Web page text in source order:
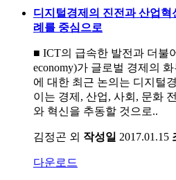
디지털경제의 진전과 산업
례를 중심으로
■ ICT의 급속한 발전과 더불
economy)가 글로벌 경제의
에 대한 최근 논의는 디지털
이는 경제, 산업, 사회, 문화
와 혁신을 추동할 것으로..
김정곤 외 작성일 2017.01.15
다운로드